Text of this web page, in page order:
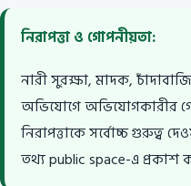
নিরাপত্তা ও গোপনীয়তা:
নারী সুরক্ষা, মাদক, চাঁদাবাজি
অভিযোগে অভিযোগকারীর
নিরাপত্তাকে সর্বোচ্চ গুরুত্ব
তথ্য public space-এ প্রকাশ